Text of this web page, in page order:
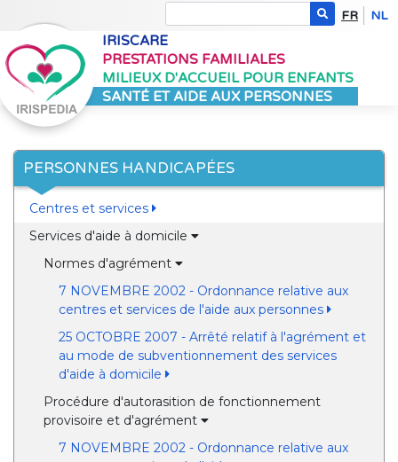
FR NL
IRISCARE
PRESTATIONS FAMILIALES
MILIEUX D'ACCUEIL POUR ENFANTS
SANTÉ ET AIDE AUX PERSONNES
PERSONNES HANDICAPÉES
Centres et services
Services d'aide à domicile
Normes d'agrément
7 NOVEMBRE 2002 - Ordonnance relative aux
centres et services de l'aide aux personnes
25 OCTOBRE 2007 - Arrêté relatif à l'agrément et
au mode de subventionnement des services
d'aide à domicile
Procédure d'autorasition de fonctionnement
provisoire et d'agrément
7 NOVEMBRE 2002 - Ordonnance relative aux